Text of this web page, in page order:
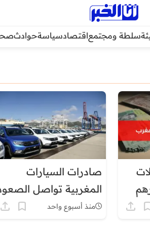
سلطة ومجتمعاقتصادسياسةحوادث
غشت
صادرات السيارات
المغربية تواصل
وتتجاوز 93 مليار درهم
منذ أسبوع واحد